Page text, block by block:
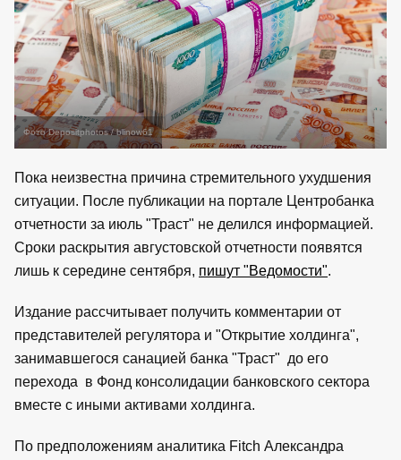
Фото Depositphotos / blinow61
Пока неизвестна причина стремительного ухудшения
ситуации. После публикации на портале Центробанка
отчетности за июль "Траст" не делился информацией.
Сроки раскрытия августовской отчетности появятся
лишь к середине сентября, пишут "Ведомости".
Издание рассчитывает получить комментарии от
представителей регулятора и "Открытие холдинга",
занимавшегося санацией банка "Траст" до его
перехода в Фонд консолидации банковского сектора
вместе с иными активами холдинга.
По предположениям аналитика Fitch Александра